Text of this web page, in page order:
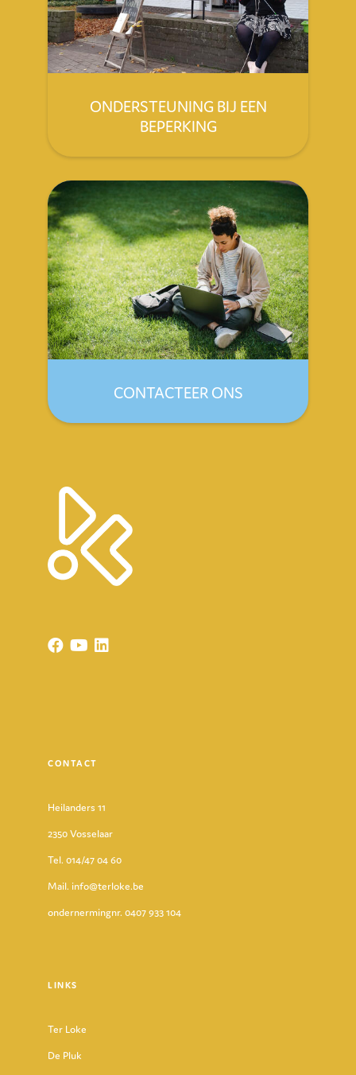
ONDERSTEUNING BIJ EEN
BEPERKING
CONTACTEER ONS
CONTACT
Heilanders 11
2350 Vosselaar
Tel. 014/47 04 60
Mail. info@terloke.be
ondernermingnr. 0407 933 104
LINKS
Ter Loke
De Pluk